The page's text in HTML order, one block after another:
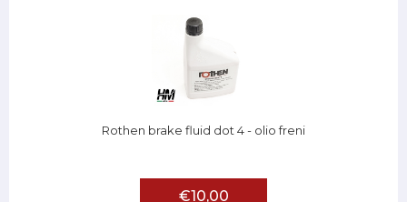
Rothen brake fluid dot 4 - olio freni
€10,00